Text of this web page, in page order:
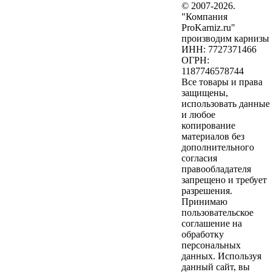
© 2007-2026.
"Компания
ProKarniz.ru"
производим карнизы
ИНН: 7727371466
ОГРН:
1187746578744
Все товары и права
защищены,
использовать данные
и любое
копирование
материалов без
дополнительного
согласия
правообладателя
запрещено и требует
разрешения.
Принимаю
пользовательское
соглашение на
обработку
персональных
данных. Используя
данный сайт, вы